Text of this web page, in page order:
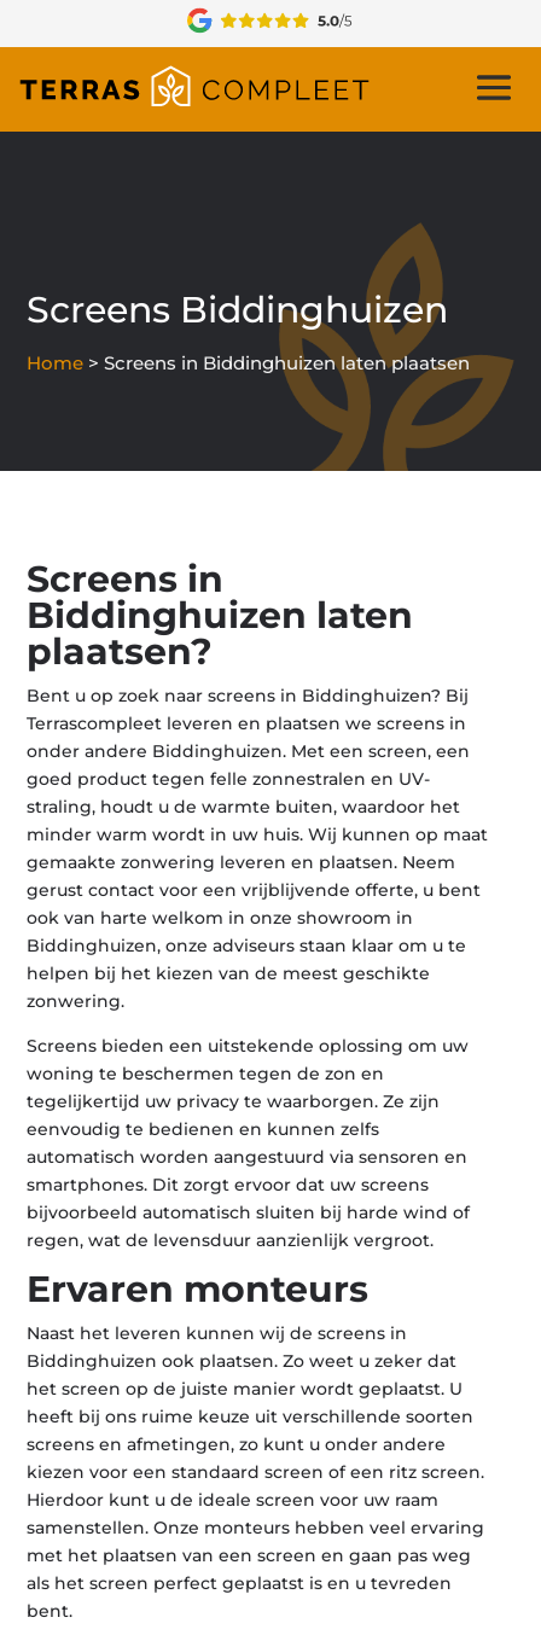
Screens Biddinghuizen
Home >Screens in Biddinghuizen laten plaatsen
Screens in
Biddinghuizen laten
plaatsen?
Bent u op zoek naar screens in Biddinghuizen? Bij
Terrascompleet leveren en plaatsen we screens in
onder andere Biddinghuizen. Met een screen, een
goed product tegen felle zonnestralen en UV-
straling, houdt u de warmte buiten, waardoor het
minder warm wordt in uw huis. Wij kunnen op maat
gemaakte zonwering leveren en plaatsen. Neem
gerust contact voor een vrijblijvende offerte, u bent
ook van harte welkom in onze showroom in
Biddinghuizen, onze adviseurs staan klaar om u te
helpen bij het kiezen van de meest geschikte
zonwering.
Screens bieden een uitstekende oplossing om uw
woning te beschermen tegen de zon en
tegelijkertijd uw privacy te waarborgen. Ze zijn
eenvoudig te bedienen en kunnen zelfs
automatisch worden aangestuurd via sensoren en
smartphones. Dit zorgt ervoor dat uw screens
bijvoorbeeld automatisch sluiten bij harde wind of
regen, wat de levensduur aanzienlijk vergroot.
Ervaren monteurs
Naast het leveren kunnen wij de screens in
Biddinghuizen ook plaatsen. Zo weet u zeker dat
het screen op de juiste manier wordt geplaatst. U
heeft bij ons ruime keuze uit verschillende soorten
screens en afmetingen, zo kunt u onder andere
kiezen voor een standaard screen of een ritz screen.
Hierdoor kunt u de ideale screen voor uw raam
samenstellen. Onze monteurs hebben veel ervaring
met het plaatsen van een screen en gaan pas weg
als het screen perfect geplaatst is en u tevreden
bent.